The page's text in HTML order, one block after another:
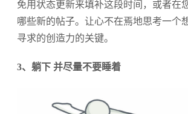
免用状态更新来填补这段时间，或者在
哪些新的帖子。让心不在焉地思考一个
寻求的创造力的关键。
3、躺下 并尽量不要睡着